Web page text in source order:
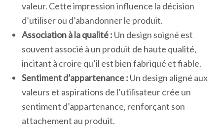
valeur. Cette impression influence la décision
d’utiliser ou d’abandonner le produit.
Association à la qualité : Un design soigné est
souvent associé à un produit de haute qualité,
incitant à croire qu’il est bien fabriqué et fiable.
Sentiment d’appartenance : Un design aligné aux
valeurs et aspirations de l’utilisateur crée un
sentiment d’appartenance, renforçant son
attachement au produit.